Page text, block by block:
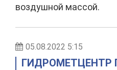
воздушной массой.
05.08.2022 5:15
ГИДРОМЕТЦЕНТР